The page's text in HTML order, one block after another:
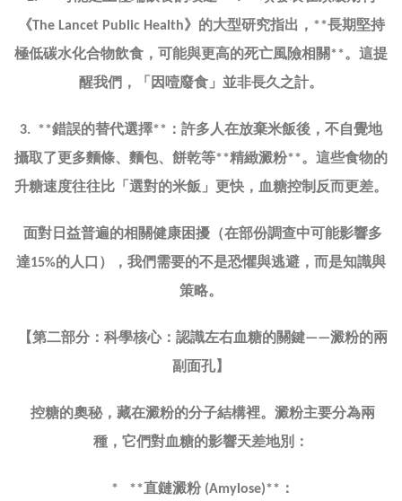
《The Lancet Public Health》的大型研究指出， **長期堅持
極低碳水化合物飲食，可能與更高的死亡風險相關**。這提
醒我們，「因噎廢食」並非長久之計。
3. **錯誤的替代選擇** ：許多人在放棄米飯後，不自覺地
攝取了更多麵條、麵包、餅乾等**精緻澱粉**。這些食物的
升糖速度往往比「選對的米飯」更快，血糖控制反而更差。
面對日益普遍的相關健康困擾（在部份調查中可能影響多
達15%的人口），我們需要的不是恐懼與逃避，而是知識與
策略。
【第二部分：科學核心：認識左右血糖的關鍵——澱粉的兩
副面孔】
控糖的奧秘，藏在澱粉的分子結構裡。澱粉主要分為兩
種，它們對血糖的影響天差地別：
* **直鏈澱粉 (Amylose)** ：